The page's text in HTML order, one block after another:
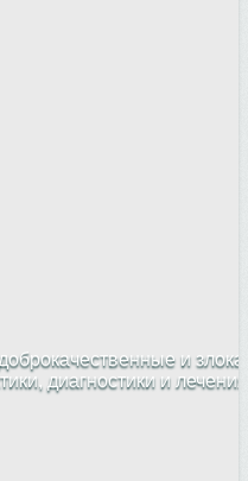
и
диагностики и лечения